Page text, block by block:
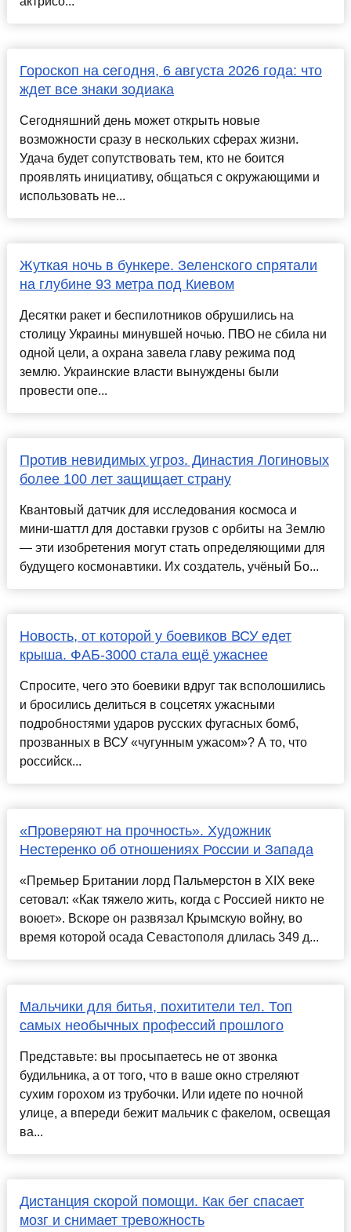
Гороскоп на сегодня, 6 августа 2026 года: что
ждет все знаки зодиака
Сегодняшний день может открыть новые
возможности сразу в нескольких сферах жизни.
Удача будет сопутствовать тем, кто не боится
проявлять инициативу, общаться с окружающими и
использовать не...
Жуткая ночь в бункере. Зеленского спрятали
на глубине 93 метра под Киевом
Десятки ракет и беспилотников обрушились на
столицу Украины минувшей ночью. ПВО не сбила ни
одной цели, а охрана завела главу режима под
землю. Украинские власти вынуждены были
провести опе...
Против невидимых угроз. Династия Логиновых
более 100 лет защищает страну
Квантовый датчик для исследования космоса и
мини-шаттл для доставки грузов с орбиты на Землю
— эти изобретения могут стать определяющим­и для
будущего космонавтики. Их создател­ь, учёный Бо...
Новость, от которой у боевиков ВСУ едет
крыша. ФАБ-3000 стала ещё ужаснее
Спросите, чего это боевики вдруг так всполошились
и бросились делиться в соцсетях ужасными
подробностями ударов русских фугасных бомб,
прозванных в ВСУ «чугунным ужасом»? А то, что
российск...
«Проверяют на прочность». Художник
Нестеренко об отношениях России и Запада
«Премьер Британии лорд Пальмерстон в XIX веке
сетовал: «Как тяжело жить, когда с Россией никто не
воюет». Вскоре он развязал Крымскую войну, во
время которой осада Севастополя длилась 349 д...
Мальчики для битья, похитители тел. Топ
самых необычных профессий прошлого
Представьте: вы просыпаетесь не от звонка
будильника, а от того, что в ваше окно стреляют
сухим горохом из трубочки. Или идете по ночной
улице, а впереди бежит мальчик с факелом, освещая
ва...
Дистанция скорой помощи. Как бег спасает
мозг и снимает тревожность